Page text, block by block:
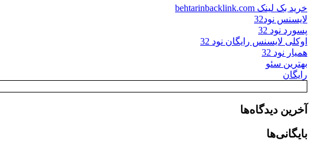
خرید بک لینک behtarinbacklink.com
لایسنس نود32
پسورد نود 32
اوکلی لایسنس رایگان نود 32
همیار نود 32
بهترین سئو
رایگان
آخرین دیدگاه‌ها
بایگانی‌ها